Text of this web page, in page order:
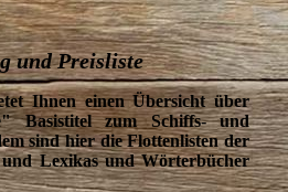
und Preisliste
Ihnen einen Übersicht über
Basistitel zum Schiffs- und
sind hier die Flottenlisten der
Lexikas und Wörterbücher